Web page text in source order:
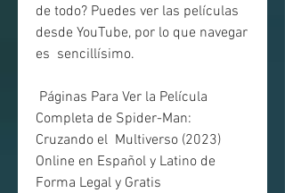
de todo? Puedes ver las películas
desde YouTube, por lo que navegar
es  sencillísimo.
Completa de Spider-Man:
Cruzando el  Multiverso (2023)
Online en Español y Latino de
Forma Legal y Gratis